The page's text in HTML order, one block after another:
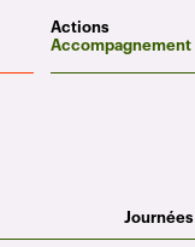
Actions
Accompagnement